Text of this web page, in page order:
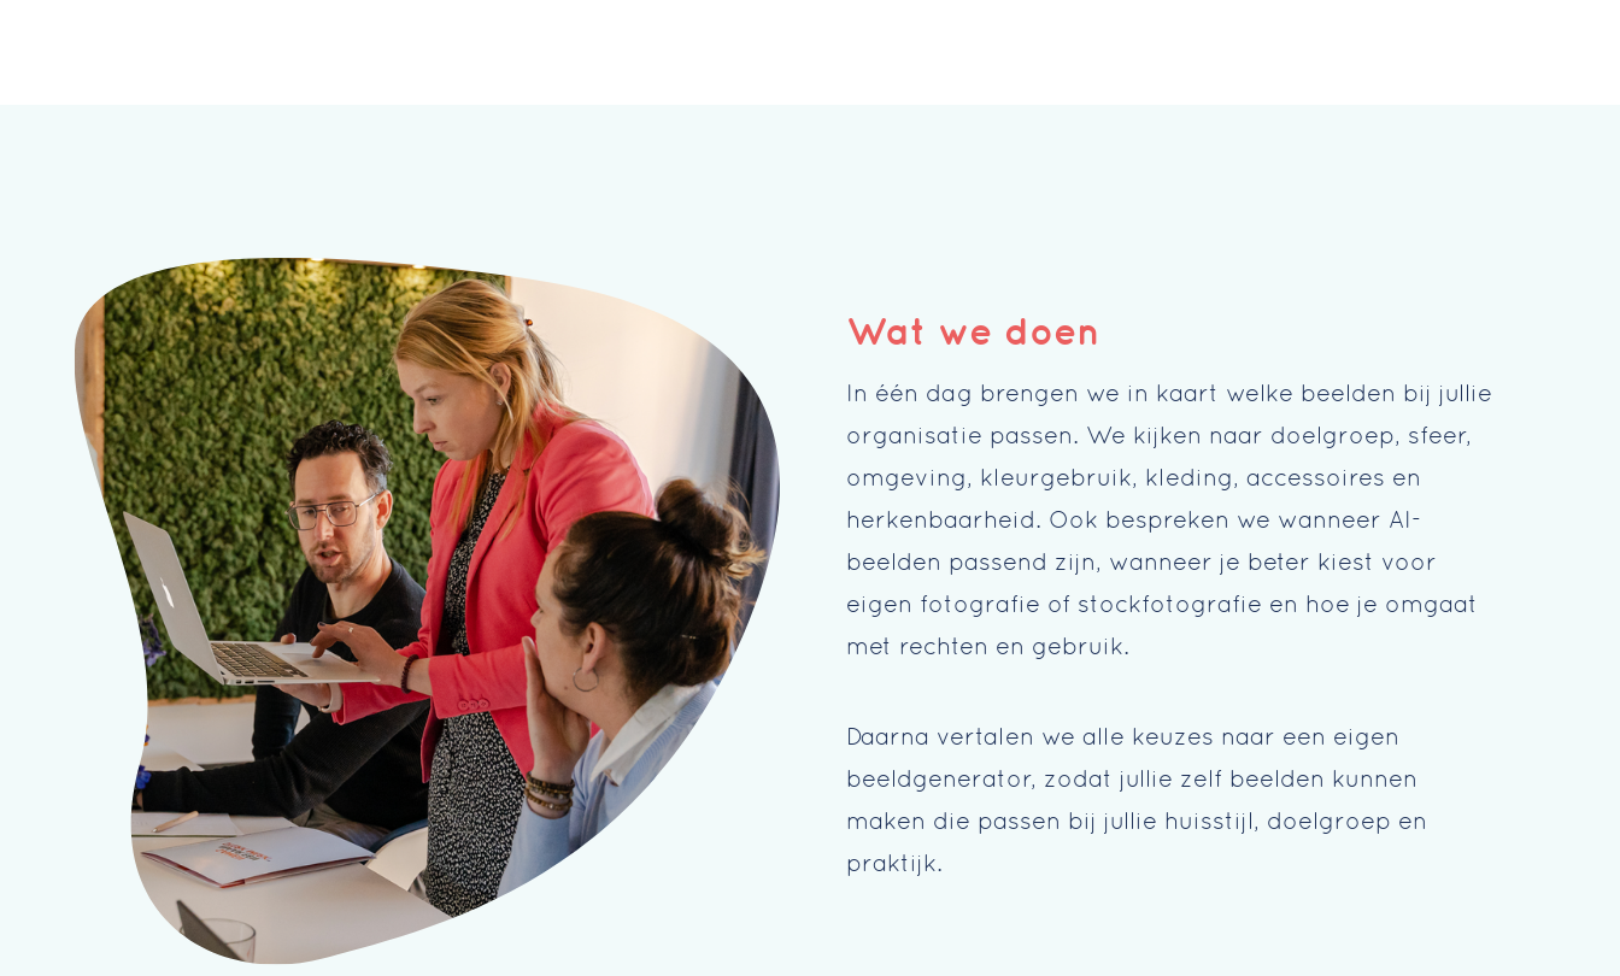
Wat we doen
In één dag brengen we in kaart welke beelden bij jullie
organisatie passen. We kijken naar doelgroep, sfeer,
omgeving, kleurgebruik, kleding, accessoires en
herkenbaarheid. Ook bespreken we wanneer AI-
beelden passend zijn, wanneer je beter kiest voor
eigen fotografie of stockfotografie en hoe je omgaat
met rechten en gebruik.
Daarna vertalen we alle keuzes naar een eigen
beeldgenerator, zodat jullie zelf beelden kunnen
maken die passen bij jullie huisstijl, doelgroep en
praktijk.